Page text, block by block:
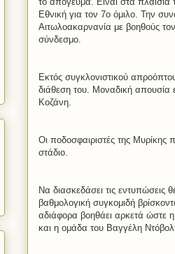
Εθνική για τον 7ο όμιλο. Την
Αιτωλοακαρνανία με βοηθούς
σύνδεσμο.
Εκτός συγκλονιστικού
διάθεση του. Μοναδική απουσία
Κοζάνη.
Οι ποδοσφαιριστές της Μυρίκης
στάδιο.
Να διασκεδάσει τις εντυπώσεις
βαθμολογική συγκομιδή
αδιάφορα βοηθάει αρκετά ώστε
και η ομάδα του Βαγγέλη